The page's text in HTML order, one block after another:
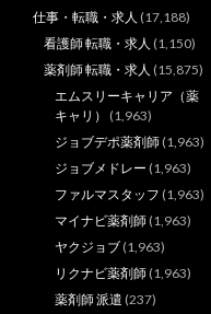
仕事・転職・求人 (17,188)
看護師 転職・求人 (1,150)
薬剤師 転職・求人 (15,875)
エムスリーキャリア（薬
キャリ）
(1,963)
ジョブデポ薬剤師 (1,963)
ジョブメドレー (1,963)
ファルマスタッフ (1,963)
マイナビ薬剤師 (1,963)
ヤクジョブ (1,963)
リクナビ薬剤師 (1,963)
薬剤師 派遣 (237)